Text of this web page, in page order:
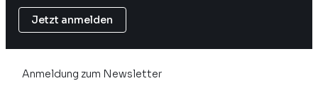
Jetzt anmelden
Anmeldung zum Newsletter